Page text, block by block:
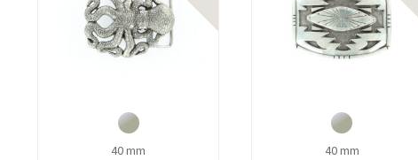
40 mm 40 mm